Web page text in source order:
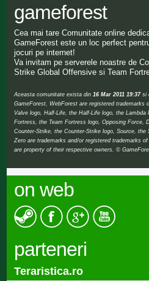
gameforest
Cea mai tare Comunitate online
GameForest este un loc perfect
jocuri pe internet!
Va invitam pe serverele noastre de
Strike Global Offensive si Team
Aceasta comunitate exista din16 Mar 2011 19:37si
GameForest, WebForest are registered
Valve logo, Half-Life, the Half-Life logo, the Lambda
Fortress, the Team Fortress logo, Opposing Force,
Counter-Strike, the Counter-Strike logo, Source,
Zero are trademarks and/or registered trademarks
are property of their respective owners. ©
on web
parteneri
Teraristica.ro